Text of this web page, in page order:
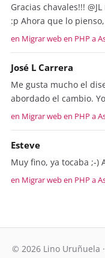
Gracias chavales!!!
:p Ahora que lo
en Migrar web en PHP a
José L Carrera
Me gusta mucho el
abordado el cambio.
en Migrar web en PHP a
Esteve
Muy fino, ya tocaba ;-)
en Migrar web en PHP a
© 2026 Lino Uruñuela